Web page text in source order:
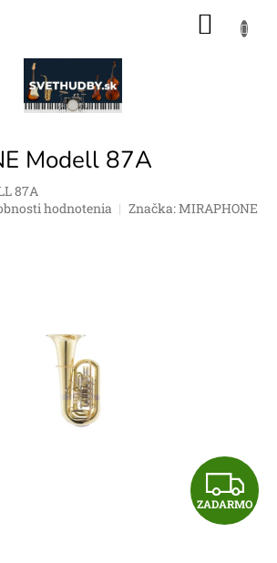
Modell 87A
87A
hodnotenia Značka:MIRAPHONE
Z
A
ZADARMO